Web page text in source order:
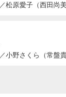
／松原愛子（西田尚美
／小野さくら（常盤貴